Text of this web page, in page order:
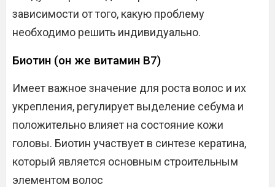
зависимости от того, какую проблему
необходимо решить индивидуально.
Биотин (он же витамин B7)
Имеет важное значение для роста волос и их
укрепления, регулирует выделение себума и
положительно влияет на состояние кожи
головы. Биотин участвует в синтезе кератина,
который является основным строительным
элементом волос